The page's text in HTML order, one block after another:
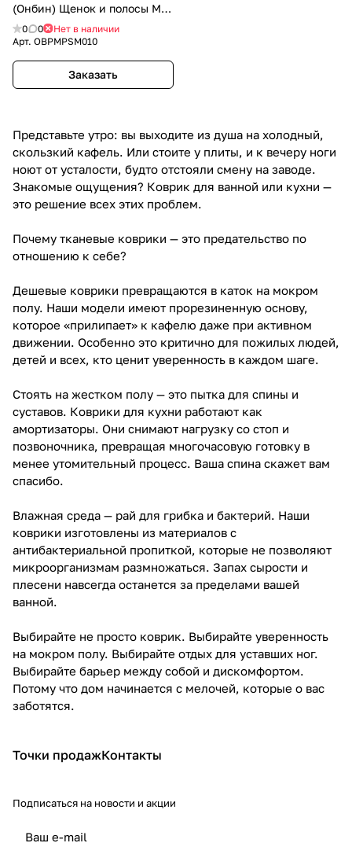
(Онбин) Щенок и полосы М
95*44*1.4
0 0
Нет в наличии
Арт. OBPMPSM010
Заказать
Представьте утро: вы выходите из душа на холодный,
скользкий кафель. Или стоите у плиты, и к вечеру ноги
ноют от усталости, будто отстояли смену на заводе.
Знакомые ощущения? Коврик для ванной или кухни —
это решение всех этих проблем.
Почему тканевые коврики — это предательство по
отношению к себе?
Дешевые коврики превращаются в каток на мокром
полу. Наши модели имеют прорезиненную основу,
которое «прилипает» к кафелю даже при активном
движении. Особенно это критично для пожилых людей,
детей и всех, кто ценит уверенность в каждом шаге.
Стоять на жестком полу — это пытка для спины и
суставов. Коврики для кухни работают как
амортизаторы. Они снимают нагрузку со стоп и
позвоночника, превращая многочасовую готовку в
менее утомительный процесс. Ваша спина скажет вам
спасибо.
Влажная среда — рай для грибка и бактерий. Наши
коврики изготовлены из материалов с
антибактериальной пропиткой, которые не позволяют
микроорганизмам размножаться. Запах сырости и
плесени навсегда останется за пределами вашей
ванной.
Выбирайте не просто коврик. Выбирайте уверенность
на мокром полу. Выбирайте отдых для уставших ног.
Выбирайте барьер между собой и дискомфортом.
Потому что дом начинается с мелочей, которые о вас
заботятся.
Точки продажКонтакты
Подписаться на новости и акции